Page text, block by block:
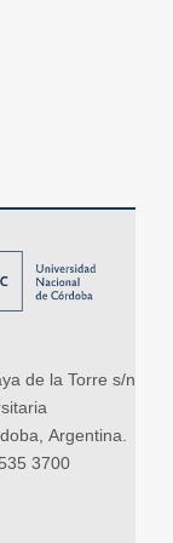
de la Torre s/n,
Argentina.
3700